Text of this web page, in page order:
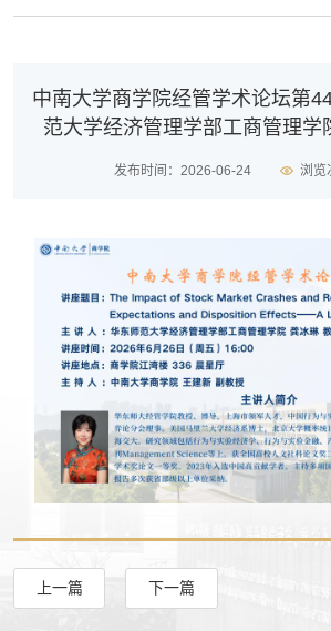
中南大学商学院经管学术论坛第
范大学经济管理学部工商管理学
发布时间：2026-06-24 浏览
上一篇 下一篇